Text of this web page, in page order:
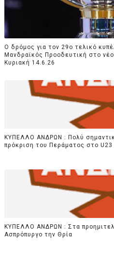
Ο δρόμος για τον 29ο τελικό
Μανδραϊκός Προοδευτική στο
Κυριακή 14.6.26
ΚΥΠΕΛΛΟ ΑΝΔΡΩΝ : Πολύ
πρόκριση του Περάματος στο U23
ΚΥΠΕΛΛΟ ΑΝΔΡΩΝ : Στα
Ασπρόπυργο την Θρία